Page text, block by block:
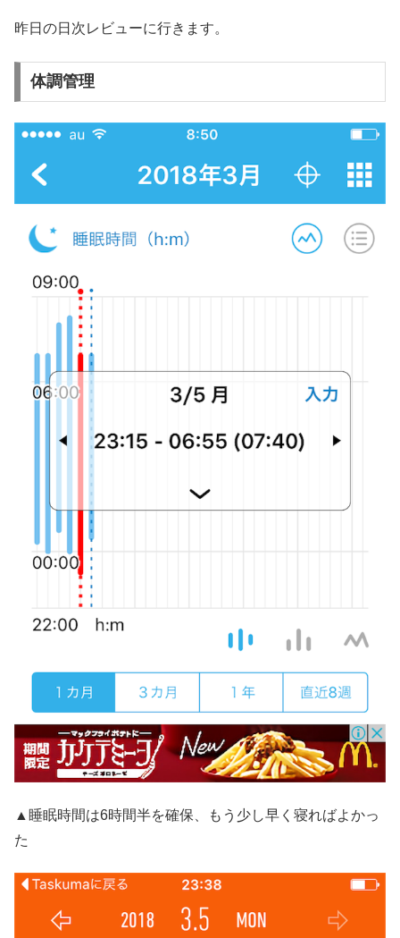
昨日の日次レビューに行きます。
体調管理
▲睡眠時間は6時間半を確保、もう少し早く寝ればよかっ
た